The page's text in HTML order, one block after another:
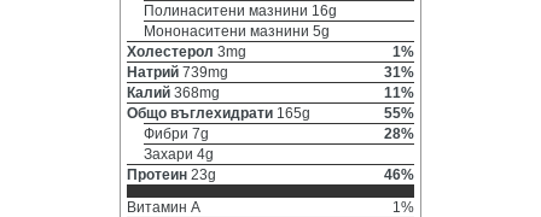
Полинаситени мазнини 16g
Мононаситени мазнини 5g
Холестерол 3mg
1%
Натрий 739mg
31%
Калий 368mg
11%
Общо въглехидрати 165g
55%
Фибри 7g
28%
Захари 4g
Протеин 23g
46%
Витамин A
1%